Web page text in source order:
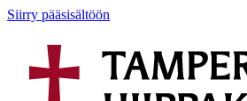
Siirry pääsisältöön